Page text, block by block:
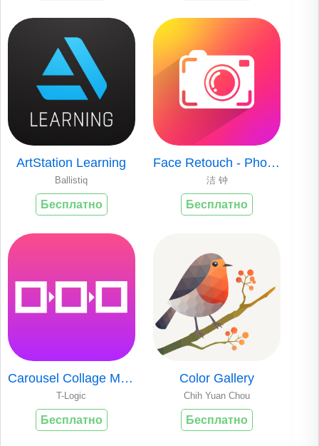
ArtStation Learning
Ballistiq
Бесплатно
Face Retouch - Photo Editor
洁 钟
Бесплатно
Carousel Collage Maker
T-Logic
Бесплатно
Color Gallery
Chih Yuan Chou
Бесплатно